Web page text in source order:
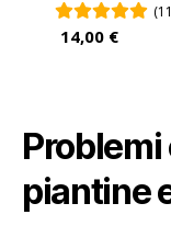
14,00 €
piantine